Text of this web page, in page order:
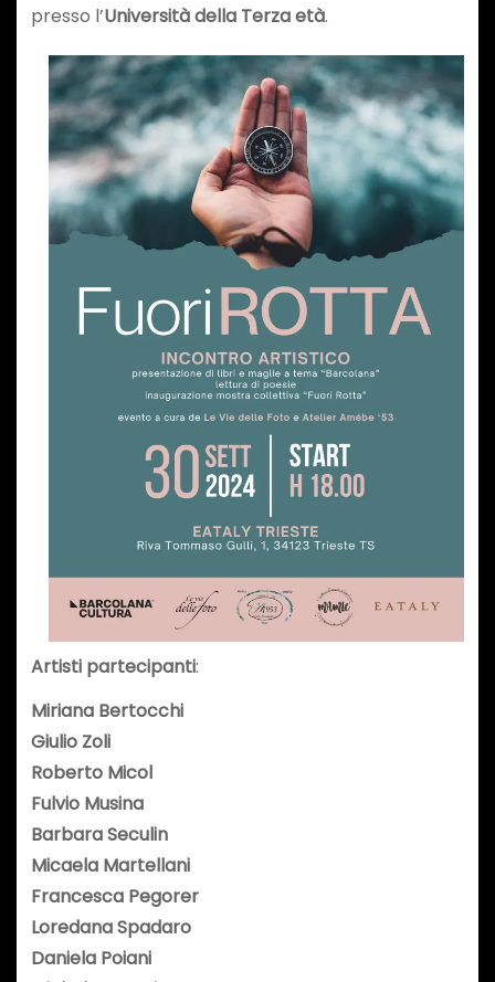
presso l’Università della Terza età.
Artisti partecipanti:
Miriana Bertocchi
Giulio Zoli
Roberto Micol
Fulvio Musina
Barbara Seculin
Micaela Martellani
Francesca Pegorer
Loredana Spadaro
Daniela Poiani